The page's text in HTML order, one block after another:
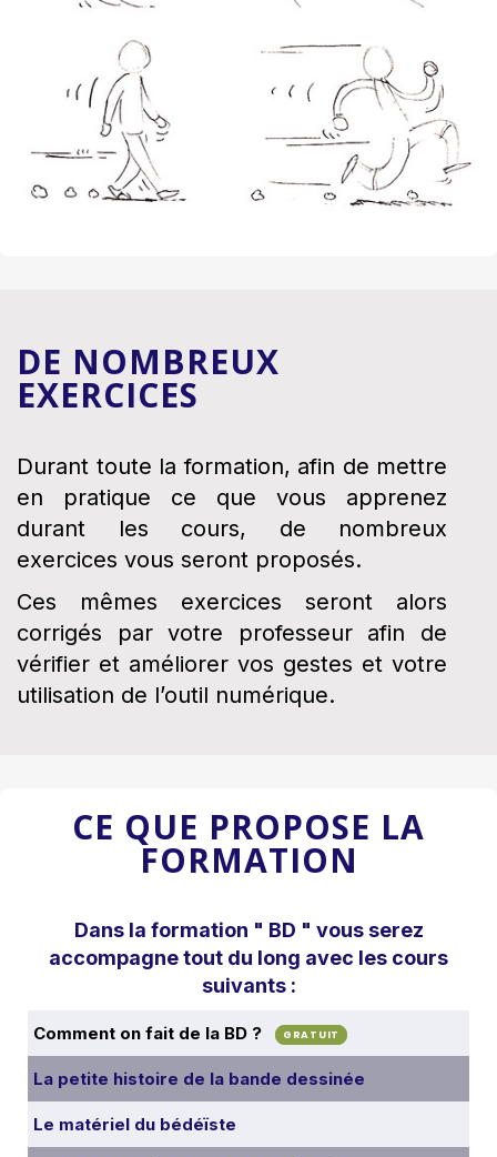
DE NOMBREUX
EXERCICES
Durant toute la formation, afin de mettre
en pratique ce que vous apprenez
durant les cours, de nombreux
exercices vous seront proposés.
Ces mêmes exercices seront alors
corrigés par votre professeur afin de
vérifier et améliorer vos gestes et votre
utilisation de l’outil numérique.
CE QUE PROPOSE LA
FORMATION
Dans la formation " BD " vous serez
accompagne tout du long avec les cours
suivants :
Comment on fait de la BD ? GRATUIT
La petite histoire de la bande dessinée
Le matériel du bédéïste